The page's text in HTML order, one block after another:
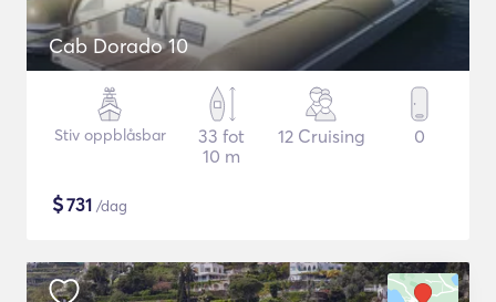
Cab Dorado 10
Stiv oppblåsbar
33 fot
10 m
12 Cruising 0
$731 /dag